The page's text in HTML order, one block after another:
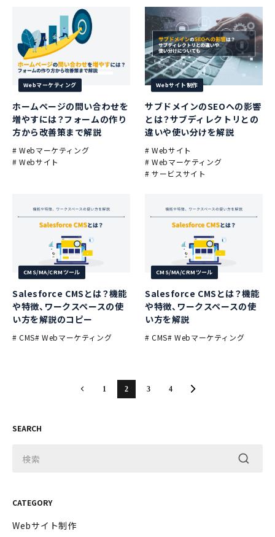
Webマーケティング
ホームページの問い合わせを
増やすには？フォームの作り
方から改善策まで解説
# Webマーケティング
# Webサイト
Webサイト制作
サブドメインのSEOへの影響
とは？サブディレクトリとの
違いや使い分けを解説
# Webサイト
# Webマーケティング
# サービスサイト
CMS/MA/CRMツール
Salesforce CMSとは？機能
や特徴、ワークスペースの使
い方を解説のコピー
# CMS# Webマーケティング
CMS/MA/CRMツール
Salesforce CMSとは？機能
や特徴、ワークスペースの使
い方を解説
# CMS# Webマーケティング
1 2 3 4
SEARCH
CATEGORY
Webサイト制作